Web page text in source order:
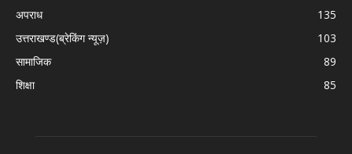
अपराध
135
उत्तराखण्ड(ब्रेकिंग न्यूज़)
103
सामाजिक
89
शिक्षा
85